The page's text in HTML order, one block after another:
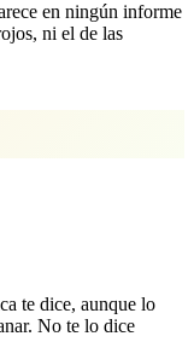
en ningún informe
ni el de las
te dice, aunque lo
No te lo dice